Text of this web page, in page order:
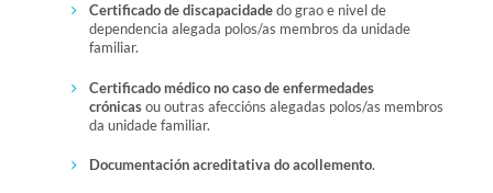
Certificado de discapacidadedo grao e nivel de
dependencia alegada polos/as membros da unidade
familiar.
Certificado médico no caso de enfermedades
crónicasou outras afeccións alegadas polos/as membros
da unidade familiar.
Documentación acreditativa do acollemento.